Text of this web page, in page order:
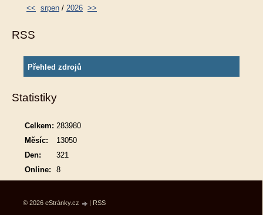
<< srpen / 2026 >>
RSS
Přehled zdrojů
Statistiky
Online: 8
Celkem: 283980
Měsíc:
13050
Den:
321
© 2026 eStránky.cz | RSS